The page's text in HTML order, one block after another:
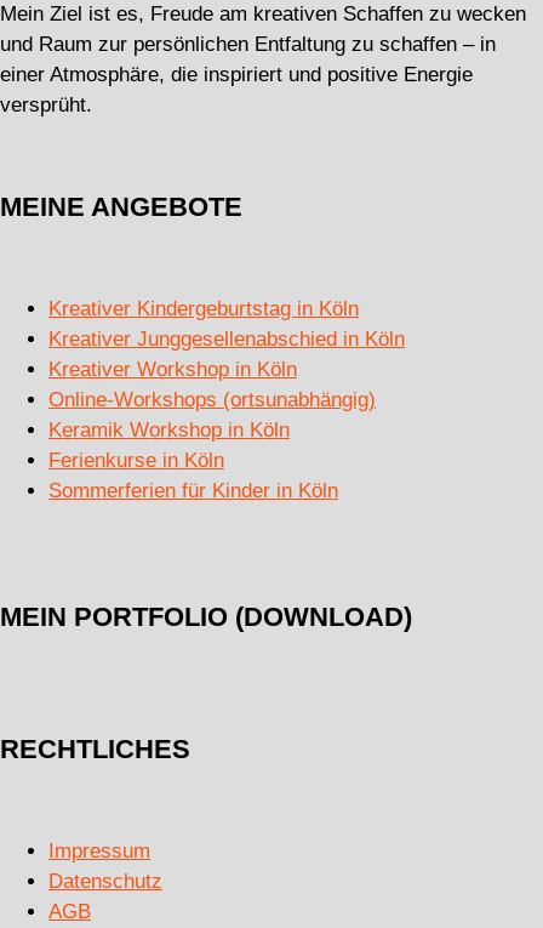
Mein Ziel ist es, Freude am kreativen Schaffen zu wecken
und Raum zur persönlichen Entfaltung zu schaffen – in
einer Atmosphäre, die inspiriert und positive Energie
versprüht.
MEINE ANGEBOTE
Kreativer Kindergeburtstag in Köln
Kreativer Junggesellenabschied in Köln
Kreativer Workshop in Köln
Online-Workshops (ortsunabhängig)
Keramik Workshop in Köln
Ferienkurse in Köln
Sommerferien für Kinder in Köln
MEIN PORTFOLIO (DOWNLOAD)
RECHTLICHES
Impressum
Datenschutz
AGB